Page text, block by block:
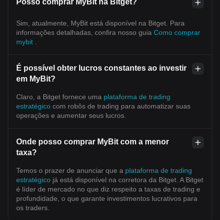
Sim, atualmente, MyBit está disponível na Bitget. Para
informações detalhadas, confira nosso guia Como comprar
mybit
É possível obter lucros constantes ao investir
em MyBit?
Claro, a Bitget fornece uma plataforma de trading
estratégico com robôs de trading para automatizar suas
operações e aumentar seus lucros.
Onde posso comprar MyBit com a menor
taxa?
Temos o prazer de anunciar que a plataforma de trading
estratégico já está disponível na corretora da Bitget. A Bitget
é líder de mercado no que diz respeito a taxas de trading e
profundidade, o que garante investimentos lucrativos para
os traders.